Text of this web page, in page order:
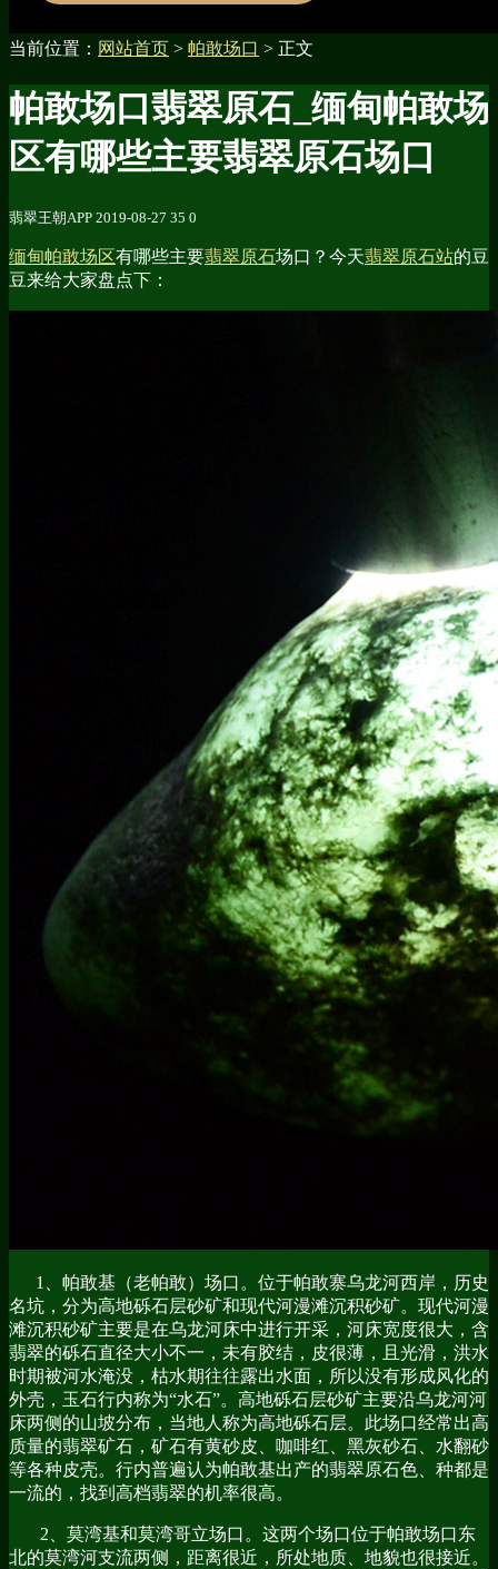
当前位置： 网站首页 > 帕敢场口 > 正文
帕敢场口翡翠原石_缅甸帕敢场
区有哪些主要翡翠原石场口
翡翠王朝APP 2019-08-27 35 0
缅甸帕敢场区有哪些主要翡翠原石场口？今天翡翠原石站的豆
豆来给大家盘点下：
1、帕敢基（老帕敢）场口。位于帕敢寨乌龙河西岸，历史
名坑，分为高地砾石层砂矿和现代河漫滩沉积砂矿。现代河漫
滩沉积砂矿主要是在乌龙河床中进行开采，河床宽度很大，含
翡翠的砾石直径大小不一，未有胶结，皮很薄，且光滑，洪水
时期被河水淹没，枯水期往往露出水面，所以没有形成风化的
外壳，玉石行内称为“水石”。高地砾石层砂矿主要沿乌龙河河
床两侧的山坡分布，当地人称为高地砾石层。此场口经常出高
质量的翡翠矿石，矿石有黄砂皮、咖啡红、黑灰砂石、水翻砂
等各种皮壳。行内普遍认为帕敢基出产的翡翠原石色、种都是
一流的，找到高档翡翠的机率很高。
2、莫湾基和莫湾哥立场口。这两个场口位于帕敢场口东
北的莫湾河支流两侧，距离很近，所处地质、地貌也很接近。